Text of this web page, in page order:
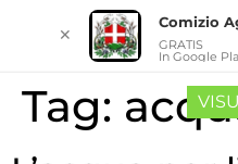
Tag:
✕
Comizio
GRATIS
In Google